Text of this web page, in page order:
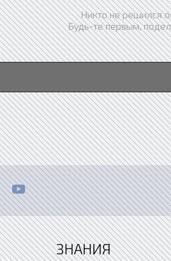
Никто не решился
Будь-те первым,
ЗНАНИЯ